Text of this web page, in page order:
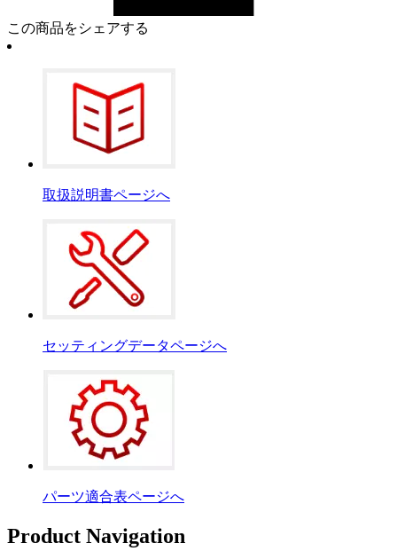
この商品をシェアする
取扱説明書ページへ
セッティングデータページへ
パーツ適合表ページへ
Product Navigation